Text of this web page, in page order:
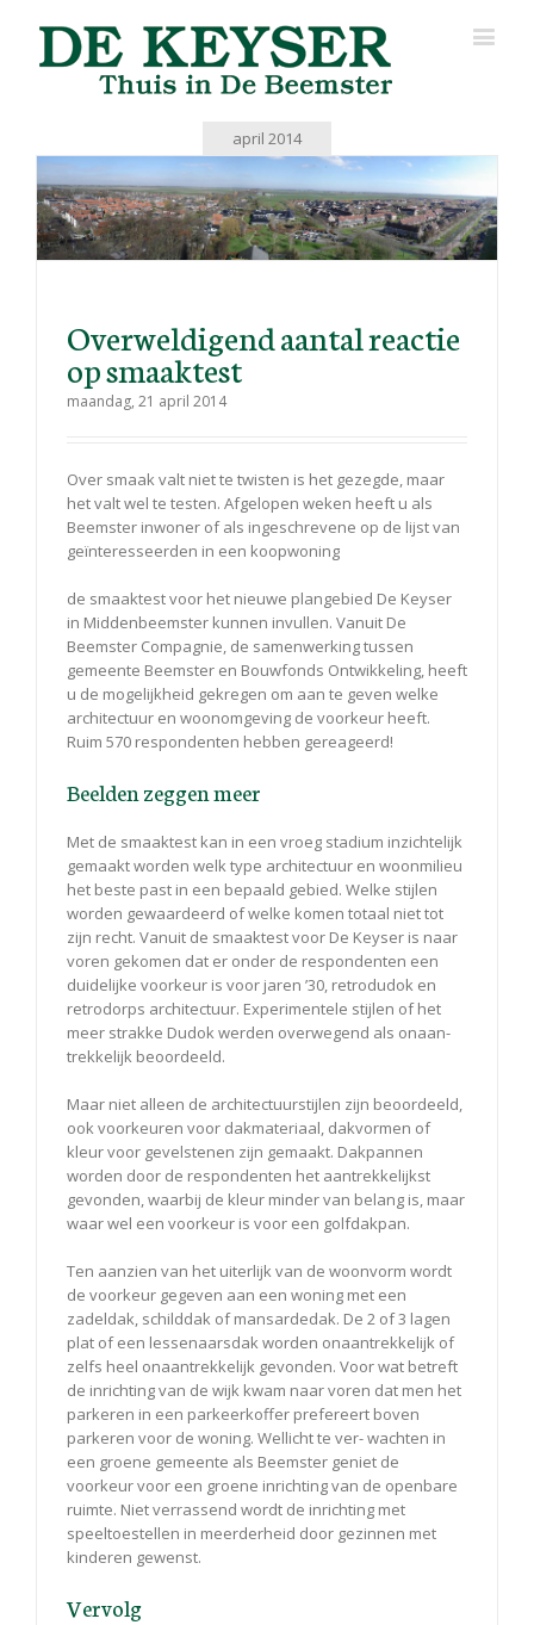
april 2014
Overweldigend aantal reactie
op smaaktest
maandag, 21 april 2014
Over smaak valt niet te twisten is het gezegde, maar
het valt wel te testen. Afgelopen weken heeft u als
Beemster inwoner of als ingeschrevene op de lijst van
geïnteresseerden in een koopwoning
de smaaktest voor het nieuwe plangebied De Keyser
in Middenbeemster kunnen invullen. Vanuit De
Beemster Compagnie, de samenwerking tussen
gemeente Beemster en Bouwfonds Ontwikkeling, heeft
u de mogelijkheid gekregen om aan te geven welke
architectuur en woonomgeving de voorkeur heeft.
Ruim 570 respondenten hebben gereageerd!
Beelden zeggen meer
Met de smaaktest kan in een vroeg stadium inzichtelijk
gemaakt worden welk type architectuur en woonmilieu
het beste past in een bepaald gebied. Welke stijlen
worden gewaardeerd of welke komen totaal niet tot
zijn recht. Vanuit de smaaktest voor De Keyser is naar
voren gekomen dat er onder de respondenten een
duidelijke voorkeur is voor jaren ’30, retrodudok en
retrodorps architectuur. Experimentele stijlen of het
meer strakke Dudok werden overwegend als onaan-
trekkelijk beoordeeld.
Maar niet alleen de architectuurstijlen zijn beoordeeld,
ook voorkeuren voor dakmateriaal, dakvormen of
kleur voor gevelstenen zijn gemaakt. Dakpannen
worden door de respondenten het aantrekkelijkst
gevonden, waarbij de kleur minder van belang is, maar
waar wel een voorkeur is voor een golfdakpan.
Ten aanzien van het uiterlijk van de woonvorm wordt
de voorkeur gegeven aan een woning met een
zadeldak, schilddak of mansardedak. De 2 of 3 lagen
plat of een lessenaarsdak worden onaantrekkelijk of
zelfs heel onaantrekkelijk gevonden. Voor wat betreft
de inrichting van de wijk kwam naar voren dat men het
parkeren in een parkeerkoffer prefereert boven
parkeren voor de woning. Wellicht te ver- wachten in
een groene gemeente als Beemster geniet de
voorkeur voor een groene inrichting van de openbare
ruimte. Niet verrassend wordt de inrichting met
speeltoestellen in meerderheid door gezinnen met
kinderen gewenst.
Vervolg